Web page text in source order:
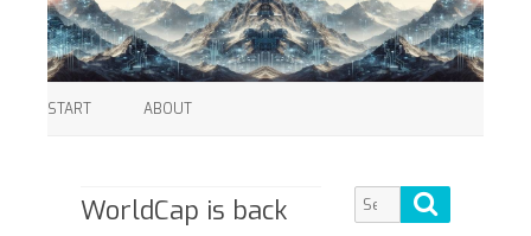
START ABOUT
WorldCap is back
Search
for: